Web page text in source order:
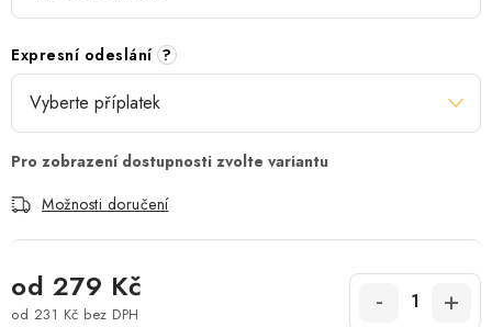
Expresní odeslání ?
Možnosti doručení
od 279 Kč
od 231 Kč bez DPH